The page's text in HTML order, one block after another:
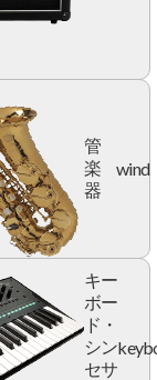
管
楽
器
wind
キー
ボー
ド・
シン
セサ